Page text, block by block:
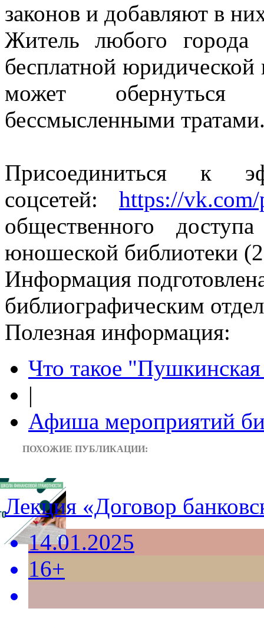
законов и добавляют в
Житель любого города
бесплатной
может
бессмысленными
Присоединиться к
соцсетей: https://
общественного
юношеской библиотеки
Информация
библиографическим
Полезная информация:
Что такое "Пушкинская
|
Афиша мероприятий
ПОХОЖИЕ ПУБЛИКАЦИИ:
Лекция «Договор
14.01.2025
16+